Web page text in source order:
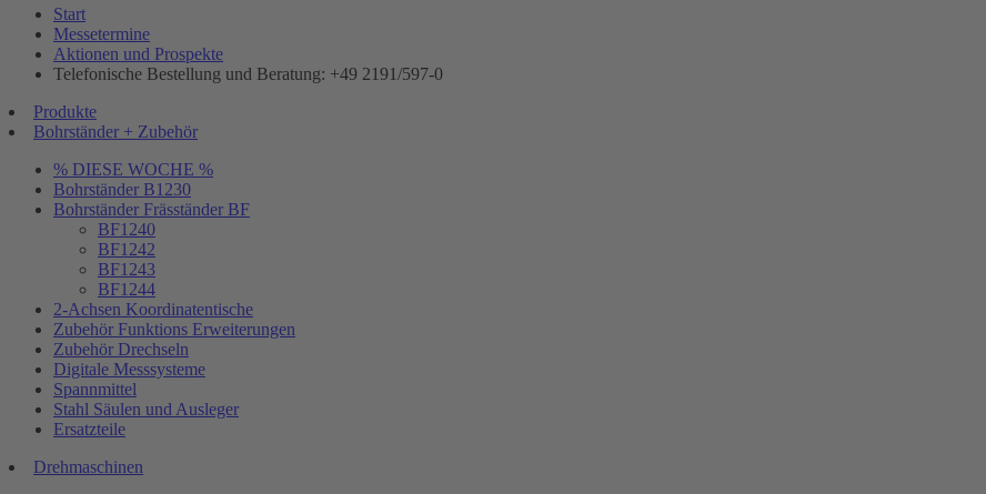
Start
Messetermine
Aktionen und Prospekte
Telefonische Bestellung und Beratung: +49 2191/597-0
Produkte
Bohrständer + Zubehör
% DIESE WOCHE %
Bohrständer B1230
Bohrständer Fräsständer BF
BF1240
BF1242
BF1243
BF1244
2-Achsen Koordinatentische
Zubehör Funktions Erweiterungen
Zubehör Drechseln
Digitale Messsysteme
Spannmittel
Stahl Säulen und Ausleger
Ersatzteile
Drehmaschinen